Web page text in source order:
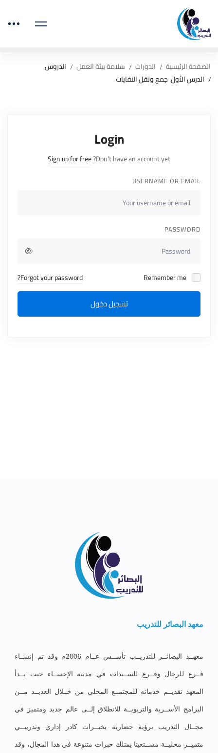
الصفحة الرئيسية الدورات سلامة بيئة العمل
الدروس
الدرس الأول: جمع ونقل النفايات
Login
Don't have an account yet?
Sign up for free
USERNAME OR EMAIL
PASSWORD
Forgot your password?
تسجيل دخول
معهد البصائر للتدريب
معهــد البصائــر للتدريــب تأســس عــام 2006م وقد تم إنشــاء
فــرع للرجال وفــرع للســيدات في مدينة الإحســاء حيث بــدأ
المعهد تقديــم خدماته للمجتمــع المحلي من خــلال العديــد مــن
البرامج الأســرية والتربويــة للانطلاق إلــى عالم جديد ومتميز في
مجــال التدريب برؤية حضارية بخبــرات كادر إداري وتدريبــي
متميــز محليــة مســتعينا يمتلك خبرات متنوعة في هذا المجال، وقد